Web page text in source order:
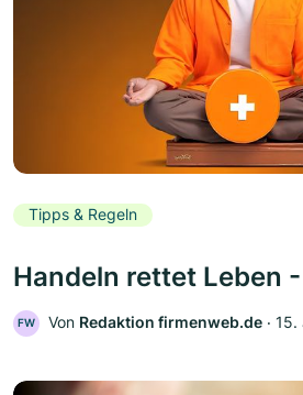
Tipps & Regeln
Handeln rettet Leben
FW Von Redaktion firmenweb.de ‧ 15.